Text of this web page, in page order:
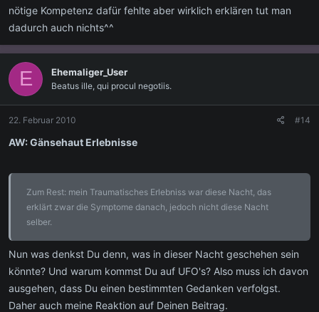
nötige Kompetenz dafür fehlte aber wirklich erklären tut man
dadurch auch nichts^^
E Ehemaliger_User
Beatus ille, qui procul negotiis.
22. Februar 2010 #14
AW: Gänsehaut Erlebnisse
Zum Rest: mein Traumatisches Erlebniss war diese Nacht, das
erklärt zwar die Symptome danach, jedoch nicht diese Nacht
selber.
Nun was denkst Du denn, was in dieser Nacht geschehen sein
könnte? Und warum kommst Du auf UFO's? Also muss ich davon
ausgehen, dass Du einen bestimmten Gedanken verfolgst.
Daher auch meine Reaktion auf Deinen Beitrag.